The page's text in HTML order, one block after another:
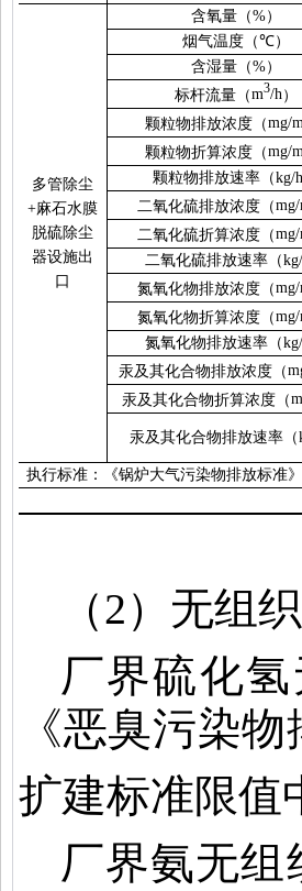
多管除尘
+麻石水膜
脱硫除尘
器设施出
口
含氧量（%）
烟气温度（℃）
含湿量（%）
标杆流量（m3/h）
颗粒物排放浓度（mg/
颗粒物折算浓度（mg/
颗粒物排放速率（kg/h
二氧化硫排放浓度（
二氧化硫折算浓度（
二氧化硫排放速率（
氮氧化物排放浓度（
氮氧化物折算浓度（
氮氧化物排放速率（
汞及其化合物排放浓度（
汞及其化合物折算浓度（
汞及其化合物排放速率（
执行标准：《锅炉大气污染物排放标准
（2）无组
厂界硫化
《恶臭污染
扩建标准限值
厂界氨无